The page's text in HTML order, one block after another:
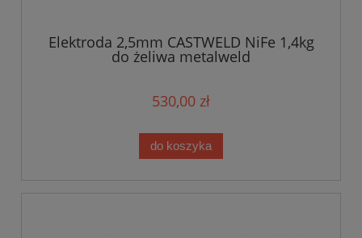
Elektroda 2,5mm CASTWELD NiFe 1,4kg
do żeliwa metalweld
530,00 zł
do koszyka